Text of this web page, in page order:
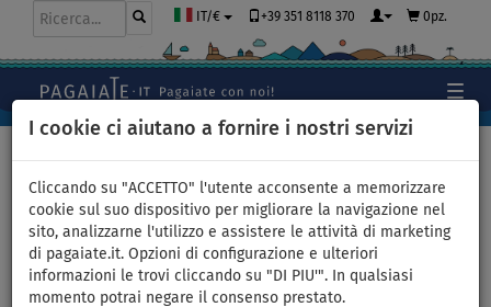
I cookie ci aiutano a fornire i nostri servizi
Cliccando su "ACCETTO" l'utente acconsente a memorizzare
cookie sul suo dispositivo per migliorare la navigazione nel
sito, analizzarne l'utilizzo e assistere le attività di marketing
di pagaiate.it. Opzioni di configurazione e ulteriori
informazioni le trovi cliccando su "DI PIU'". In qualsiasi
momento potrai negare il consenso prestato.
IT/€ +39 351 8118 370 0pz.
Shorts uomo
PADDLEBOARDING BLACK